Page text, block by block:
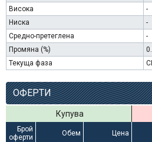
Висока
-
Ниска
-
Средно-претеглена
-
Промяна (%)
Текуща фаза
ОФЕРТИ
Купува
Брой
оферти
Обем Цена